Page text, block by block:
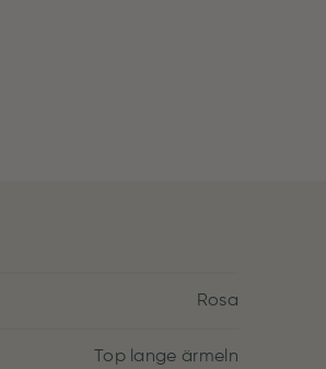
Rosa
Top lange ärmeln